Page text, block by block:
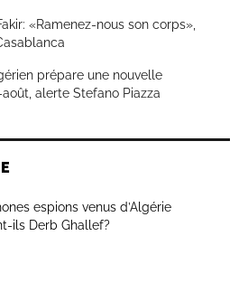
«Ramenez-nous son corps»,
prépare une nouvelle
alerte Stefano Piazza
espions venus d’Algérie
ils Derb Ghallef?